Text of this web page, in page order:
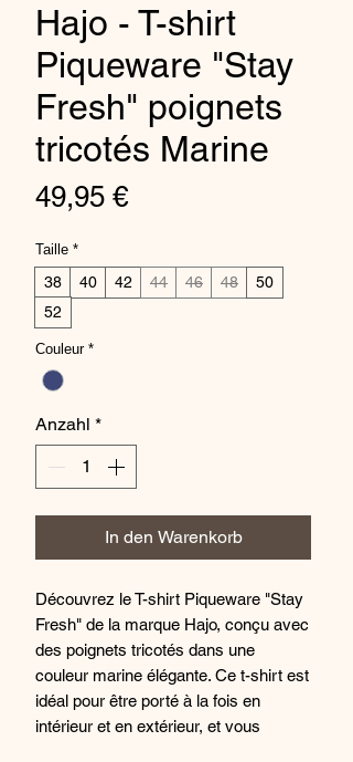
Hajo - T-shirt
Piqueware "Stay
Fresh" poignets
tricotés Marine
49,95 €Preis
Taille *
38 40 42 44 46 48
50
52
Couleur *
Anzahl *
In den Warenkorb
Découvrez le T-shirt Piqueware "Stay
Fresh" de la marque Hajo, conçu avec
des poignets tricotés dans une
couleur marine élégante. Ce t-shirt est
idéal pour être porté à la fois en
intérieur et en extérieur, et vous